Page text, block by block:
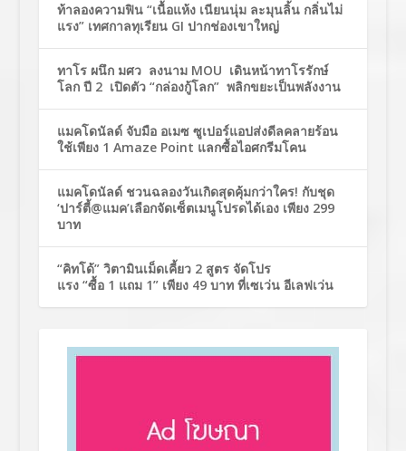
ท้าลองความฟิน “เนื้อแห้ง เนียนนุ่ม ละมุนลิ้น กลิ่นไม่
แรง” เทศกาลทุเรียน GI ปากช่องเขาใหญ่
ทาโร ผนึก มศว ลงนาม MOU เดินหน้าทาโรรักษ์
โลก ปี 2 เปิดตัว “กล่องกู้โลก” พลิกขยะเป็นพลังงาน
แมคโดนัลด์ จับมือ อเมซ ซูเปอร์แอปส่งดีลคลายร้อน
ใช้เพียง 1 Amaze Point แลกซื้อไอศกรีมโคน
แมคโดนัลด์ ชวนฉลองวันเกิดสุดคุ้มกว่าใคร! กับชุด
‘ปาร์ตี้@แมค’เลือกจัดเซ็ตเมนูโปรดได้เอง เพียง 299
บาท
“คิทโด้” วิตามินเม็ดเคี้ยว 2 สูตร จัดโปร
แรง “ซื้อ 1 แถม 1” เพียง 49 บาท ที่เซเว่น อีเลฟเว่น